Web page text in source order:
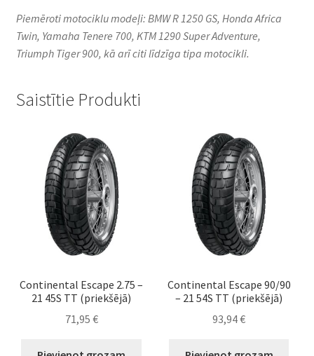
Piemēroti motociklu modeļi: BMW R 1250 GS, Honda Africa
Twin, Yamaha Tenere 700, KTM 1290 Super Adventure,
Triumph Tiger 900, kā arī citi līdzīga tipa motocikli.​
Saistītie Produkti
Continental Escape 2.75 –
21 45S TT (priekšējā)
71,95 €
Continental Escape 90/90
– 21 54S TT (priekšējā)
93,94€